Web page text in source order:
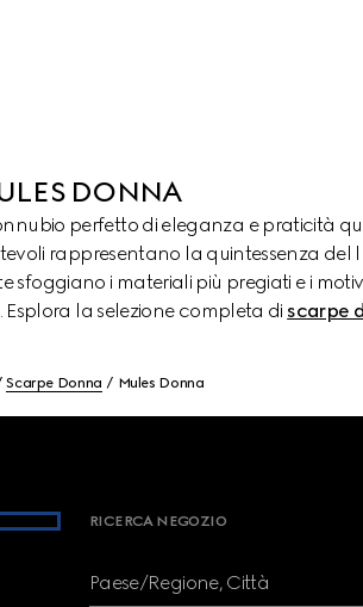
DONNA
perfetto di eleganza e praticità
rappresentano la quintessenza del
i materiali più pregiati e i
la selezione completa di scarpe
Scarpe Donna Mules Donna
RICERCA NEGOZIO
Paese/Regione, Città